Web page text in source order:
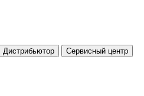
Дистрибьютор Сервисный центр